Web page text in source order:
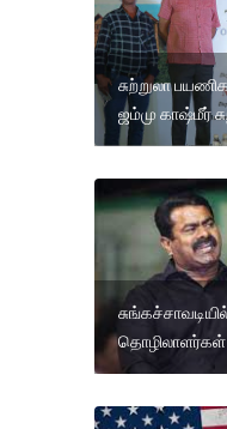
சுற்றுலா
ஜம்மு காஷ்மீர்